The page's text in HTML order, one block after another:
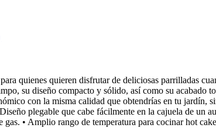
quienes quieren disfrutar de deliciosas parrilladas
su diseño compacto y sólido, así como su acabado
con la misma calidad que obtendrías en tu
plegable que cabe fácilmente en la cajuela de un
• Amplio rango de temperatura para cocinar hot